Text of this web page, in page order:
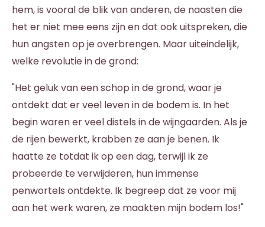
hem, is vooral de blik van anderen, de naasten die
het er niet mee eens zijn en dat ook uitspreken, die
hun angsten op je overbrengen. Maar uiteindelijk,
welke revolutie in de grond:
"Het geluk van een schop in de grond, waar je
ontdekt dat er veel leven in de bodem is. In het
begin waren er veel distels in de wijngaarden. Als je
de rijen bewerkt, krabben ze aan je benen. Ik
haatte ze totdat ik op een dag, terwijl ik ze
probeerde te verwijderen, hun immense
penwortels ontdekte. Ik begreep dat ze voor mij
aan het werk waren, ze maakten mijn bodem los!"